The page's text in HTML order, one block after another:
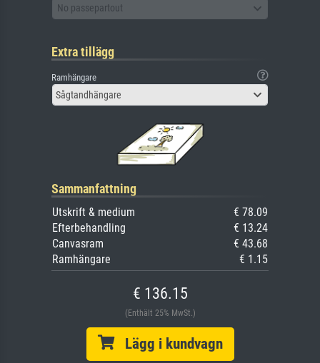
No passepartout
Extra tillägg
Ramhängare
Sågtandhängare
Sammanfattning
Utskrift & medium
€ 78.09
Efterbehandling
€ 13.24
Canvasram
€ 43.68
Ramhängare
€ 1.15
€ 136.15
(Enthält 25% MwSt.)
Lägg i kundvagn